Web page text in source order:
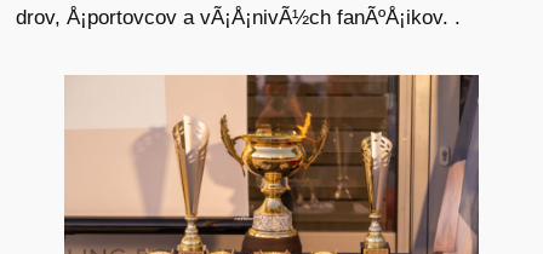
drov, Å¡portovcov a vÃ¡Å¡nivÃ½ch fanÃºÅ¡ikov. .